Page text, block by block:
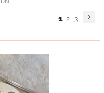
1 2
3